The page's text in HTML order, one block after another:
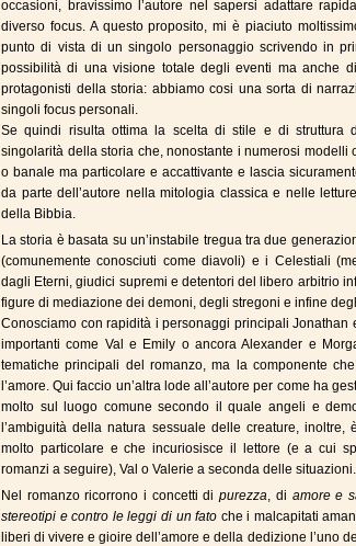
occasioni, bravissimo l’autore nel sapersi adattare
diverso focus. A questo proposito, mi è piaciuto
punto di vista di un singolo personaggio scrivendo in
possibilità di una visione totale degli eventi ma anche
protagonisti della storia: abbiamo cosi una sorta di
singoli focus personali.
Se quindi risulta ottima la scelta di stile e di struttura
singolarità della storia che, nonostante i numerosi modelli
o banale ma particolare e accattivante e lascia
da parte dell’autore nella mitologia classica e nelle
della Bibbia.
La storia è basata su un’instabile tregua tra due
(comunemente conosciuti come diavoli) e i Celestiali
dagli Eterni, giudici supremi e detentori del libero arbitrio
figure di mediazione dei demoni, degli stregoni e infine
Conosciamo con rapidità i personaggi principali Jonathan
importanti come Val e Emily o ancora Alexander e
tematiche principali del romanzo, ma la componente
l’amore. Qui faccio un’altra lode all’autore per come ha
molto sul luogo comune secondo il quale angeli e
l’ambiguità della natura sessuale delle creature,
molto particolare e che incuriosisce il lettore (e a cui
romanzi a seguire), Val o Valerie a seconda delle situazioni.
Nel romanzo ricorrono i concetti dipurezza, di amore e
stereotipi e contro le leggi di un fato che i malcapitati
liberi di vivere e gioire dell’amore e della dedizione l’uno